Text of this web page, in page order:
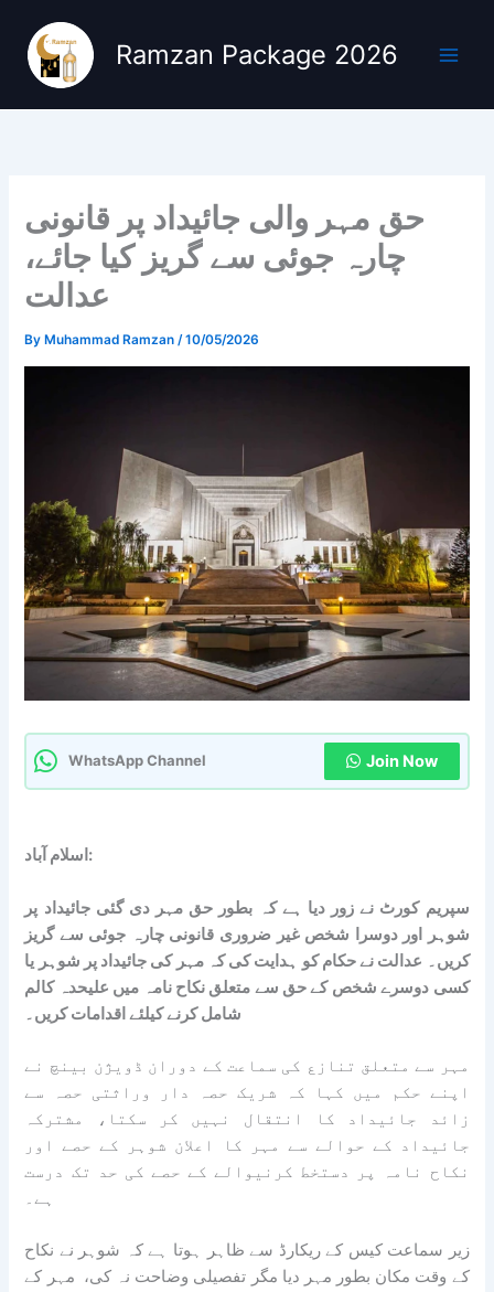
content
Ramzan Package 2026
حق مہر والی جائیداد پر قانونی
چارہ جوئی سے گریز کیا جائے،
عدالت
By Muhammad Ramzan/10/05/2026
WhatsApp Channel Join Now
اسلام آباد:
سپریم کورٹ نے زور دیا ہے کہ بطور حق مہر دی گئی جائیداد پر
شوہر اور دوسرا شخص غیر ضروری قانونی چارہ جوئی سے گریز
کریں۔ عدالت نے حکام کو ہدایت کی کہ مہر کی جائیداد پر شوہر یا
کسی دوسرے شخص کے حق سے متعلق نکاح نامہ میں علیحدہ کالم
شامل کرنے کیلئے اقدامات کریں۔
مہر سے متعلق تنازع کی سماعت کے دوران ڈویژن بینچ نے
اپنے حکم میں کہا کہ شریک حصہ دار وراثتی حصہ سے
زائد جائیداد کا انتقال نہیں کر سکتا، مشترکہ
جائیداد کے حوالے سے مہر کا اعلان شوہر کے حصے اور
نکاح نامہ پر دستخط کرنیوالے کے حصے کی حد تک درست
ہے۔
زیر سماعت کیس کے ریکارڈ سے ظاہر ہوتا ہے کہ شوہر نے نکاح
کے وقت مکان بطور مہر دیا مگر تفصیلی وضاحت نہ کی، مہر کے